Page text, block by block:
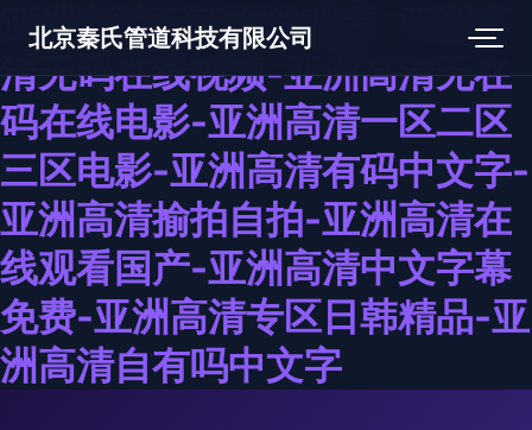
亚洲高清无码在线观看-亚洲高
清无码在线视频-亚洲高清无在
码在线电影-亚洲高清一区二区
三区电影-亚洲高清有码中文字-
亚洲高清揄拍自拍-亚洲高清在
线观看国产-亚洲高清中文字幕
免费-亚洲高清专区日韩精品-亚
洲高清自有吗中文字
北京秦氏管道科技有限公司